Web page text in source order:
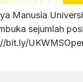
Manusia
sejumlah
bit.ly/